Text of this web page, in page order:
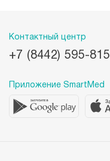
Контактный центр
+7 (8442) 595-815
Приложение SmartMed